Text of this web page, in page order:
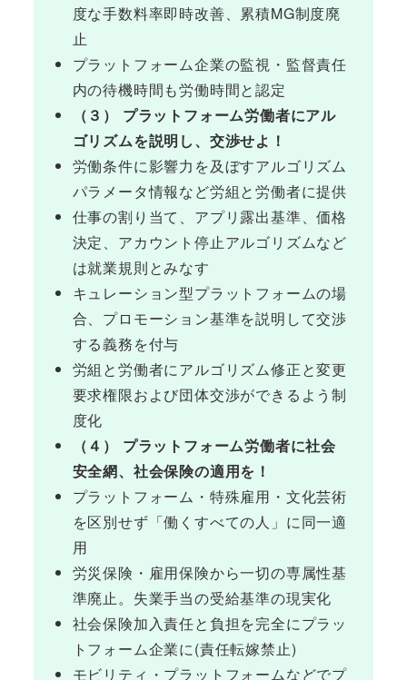
度な手数料率即時改善、累積MG制度廃
止
プラットフォーム企業の監視・監督責任
内の待機時間も労働時間と認定
（３） プラットフォーム労働者にアル
ゴリズムを説明し、交渉せよ！
労働条件に影響力を及ぼすアルゴリズム
パラメータ情報など労組と労働者に提供
仕事の割り当て、アプリ露出基準、価格
決定、アカウント停止アルゴリズムなど
は就業規則とみなす
キュレーション型プラットフォームの場
合、プロモーション基準を説明して交渉
する義務を付与
労組と労働者にアルゴリズム修正と変更
要求権限および団体交渉ができるよう制
度化
（４） プラットフォーム労働者に社会
安全網、社会保険の適用を！
プラットフォーム・特殊雇用・文化芸術
を区別せず「働くすべての人」に同一適
用
労災保険・雇用保険から一切の専属性基
準廃止。失業手当の受給基準の現実化
社会保険加入責任と負担を完全にプラッ
トフォーム企業に(責任転嫁禁止)
モビリティ・プラットフォームなどでプ